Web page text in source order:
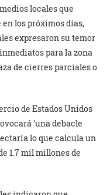
locales que
los próximos días,
expresaron su temor
para la zona
de cierres parciales o
de Estados Unidos
una debacle
lo que calcula un
1.7 mil millones de